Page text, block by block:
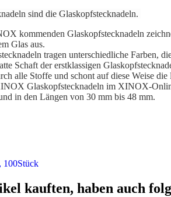
sind die Glaskopfstecknadeln.
kommenden Glaskopfstecknadeln
Glas aus.
tragen unterschiedliche Farben,
Schaft der erstklassigen
alle Stoffe und schont auf diese Weise die
Glaskopfstecknadeln im XINOX-
in den Längen von 30 mm bis 48 mm.
kauften, haben auch